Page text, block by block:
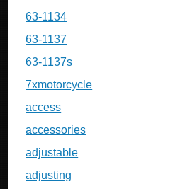
63-1134
63-1137
63-1137s
7xmotorcycle
access
accessories
adjustable
adjusting